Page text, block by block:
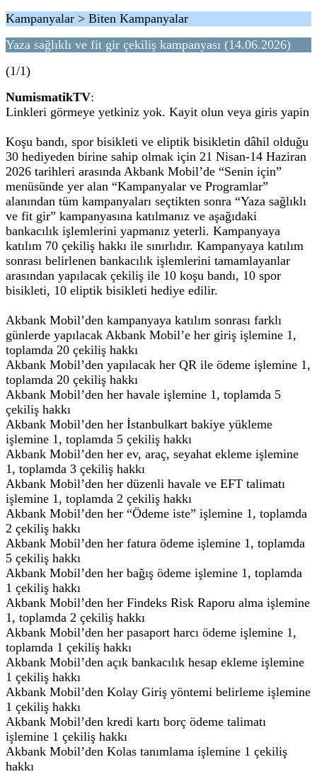
Kampanyalar > Biten Kampanyalar
Yaza sağlıklı ve fit gir çekiliş kampanyası (14.06.2026)
(1/1)
NumismatikTV:
Linkleri görmeye yetkiniz yok. Kayit olun veya giris yapin
Koşu bandı, spor bisikleti ve eliptik bisikletin dâhil olduğu
30 hediyeden birine sahip olmak için 21 Nisan-14 Haziran
2026 tarihleri arasında Akbank Mobil’de “Senin için”
menüsünde yer alan “Kampanyalar ve Programlar”
alanından tüm kampanyaları seçtikten sonra “Yaza sağlıklı
ve fit gir” kampanyasına katılmanız ve aşağıdaki
bankacılık işlemlerini yapmanız yeterli. Kampanyaya
katılım 70 çekiliş hakkı ile sınırlıdır. Kampanyaya katılım
sonrası belirlenen bankacılık işlemlerini tamamlayanlar
arasından yapılacak çekiliş ile 10 koşu bandı, 10 spor
bisikleti, 10 eliptik bisikleti hediye edilir.
Akbank Mobil’den kampanyaya katılım sonrası farklı
günlerde yapılacak Akbank Mobil’e her giriş işlemine 1,
toplamda 20 çekiliş hakkı
Akbank Mobil’den yapılacak her QR ile ödeme işlemine 1,
toplamda 20 çekiliş hakkı
Akbank Mobil’den her havale işlemine 1, toplamda 5
çekiliş hakkı
Akbank Mobil’den her İstanbulkart bakiye yükleme
işlemine 1, toplamda 5 çekiliş hakkı
Akbank Mobil’den her ev, araç, seyahat ekleme işlemine
1, toplamda 3 çekiliş hakkı
Akbank Mobil’den her düzenli havale ve EFT talimatı
işlemine 1, toplamda 2 çekiliş hakkı
Akbank Mobil’den her “Ödeme iste” işlemine 1, toplamda
2 çekiliş hakkı
Akbank Mobil’den her fatura ödeme işlemine 1, toplamda
5 çekiliş hakkı
Akbank Mobil’den her bağış ödeme işlemine 1, toplamda
1 çekiliş hakkı
Akbank Mobil’den her Findeks Risk Raporu alma işlemine
1, toplamda 2 çekiliş hakkı
Akbank Mobil’den her pasaport harcı ödeme işlemine 1,
toplamda 1 çekiliş hakkı
Akbank Mobil’den açık bankacılık hesap ekleme işlemine
1 çekiliş hakkı
Akbank Mobil’den Kolay Giriş yöntemi belirleme işlemine
1 çekiliş hakkı
Akbank Mobil’den kredi kartı borç ödeme talimatı
işlemine 1 çekiliş hakkı
Akbank Mobil’den Kolas tanımlama işlemine 1 çekiliş
hakkı